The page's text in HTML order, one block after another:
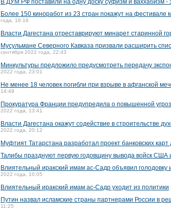
В ДУМ РФ поставили на одну доску суфизм и ваххабизм -
Более 150 киноработ из 23 стран покажут на фестивале
года, 16:16
Власти Дагестана отреставрируют минарет старинной
Мусульмане Северного Кавказа призвали расширить
сентября 2022 года, 22:43
Минкультуры предложило предусмотреть передачу
2022 года, 23:01
Не менее 18 человек погибли при взрыве в афганской
14:49
Прокуратура Франции предупредила о повышенной
2022 года, 13:41
Власти Дагестана окажут содействие в строительстве
2022 года, 20:12
Муфтият Татарстана разработал проект банковских
Талибы празднуют первую годовщину вывода войск США
Влиятельный иракский имам ас-Садр объявил голодовку
2022 года, 10:05
Влиятельный иракский имам ас-Садр уходит из политики
Путин назвал исламские страны партнерами России в
11:25